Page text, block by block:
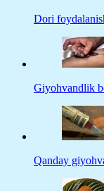
Dori
Giyohvandlik
Qanday